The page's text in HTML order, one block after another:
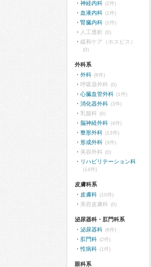
神経内科 (2件)
血液内科 (1件)
腎臓内科 (1件)
人工透析 (0)
緩和ケア（ホスピス）
(0)
外科系
外科 (8件)
呼吸器外科 (0)
心臓血管外科 (1件)
消化器外科 (3件)
乳腺科 (0)
脳神経外科 (4件)
整形外科 (13件)
形成外科 (3件)
美容外科 (0)
リハビリテーション科
(14件)
皮膚科系
皮膚科 (10件)
美容皮膚科 (0)
泌尿器科・肛門科系
泌尿器科 (6件)
肛門科 (2件)
性病科 (1件)
眼科系